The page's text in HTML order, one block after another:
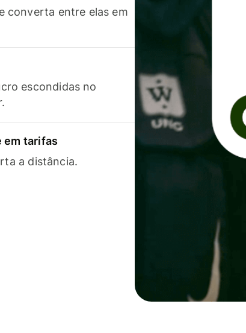
converta entre elas em
escondidas no
em tarifas
a distância.